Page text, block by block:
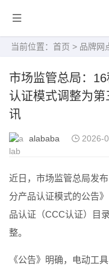
当前位置： 首页 > 品牌网
市场监管总局：
认证模式调整为
讯
alababa 2026-
近日，市场监管总局发
分产品认证模式的公告
品认证（CCC认证）目
整。
《公告》明确，电动工